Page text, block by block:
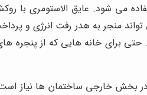
می شود. عایق الاستومری با
منجر به هدر رفت انرژی و
خانه هایی که از پنجره های
بخش خارجی ساختمان ها نیاز است